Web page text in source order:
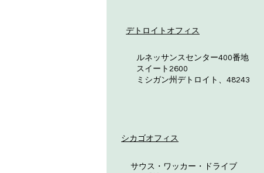
デトロイトオフィス
ルネッサンスセンター400番地
スイート2600
ミシガン州デトロイト、48243
シカゴオフィス
サウス・ワッカー・ドライブ